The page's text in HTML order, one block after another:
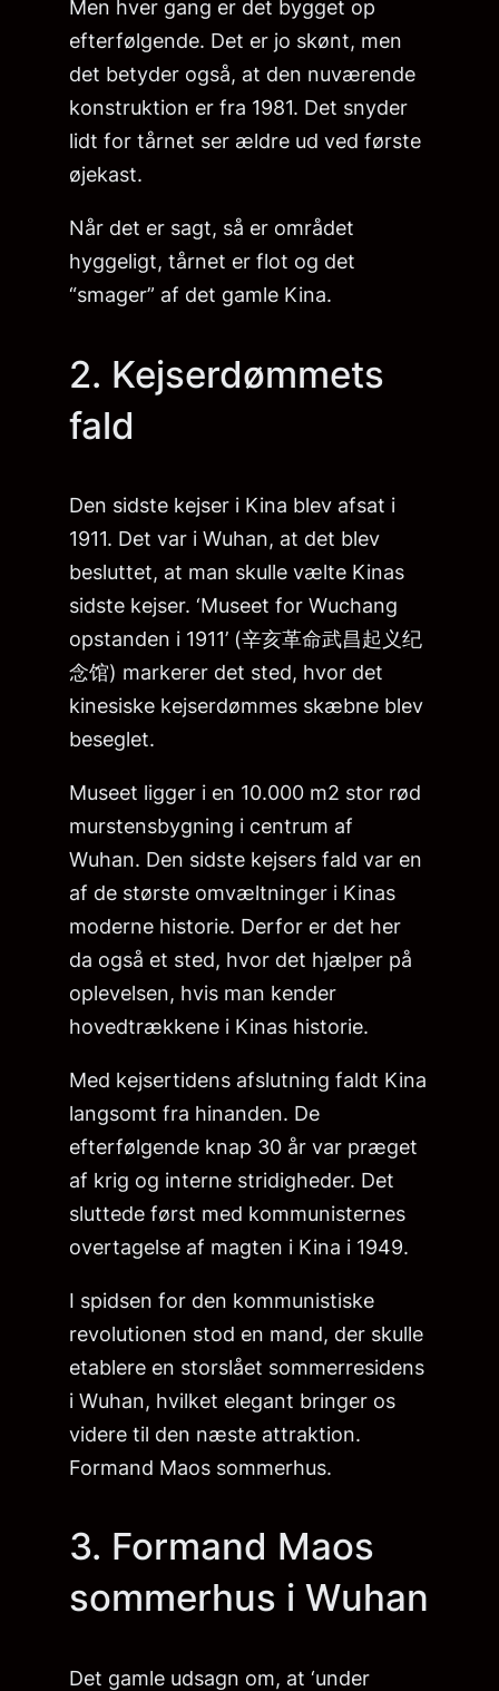
Men hver gang er det bygget op
efterfølgende. Det er jo skønt, men
det betyder også, at den nuværende
konstruktion er fra 1981. Det snyder
lidt for tårnet ser ældre ud ved første
øjekast.
Når det er sagt, så er området
hyggeligt, tårnet er flot og det
“smager” af det gamle Kina.
2. Kejserdømmets
fald
Den sidste kejser i Kina blev afsat i
1911. Det var i Wuhan, at det blev
besluttet, at man skulle vælte Kinas
sidste kejser. ‘Museet for Wuchang
opstanden i 1911’ (辛亥革命武昌起义纪
念馆) markerer det sted, hvor det
kinesiske kejserdømmes skæbne blev
beseglet.
Museet ligger i en 10.000 m2 stor rød
murstensbygning i centrum af
Wuhan. Den sidste kejsers fald var en
af de største omvæltninger i Kinas
moderne historie. Derfor er det her
da også et sted, hvor det hjælper på
oplevelsen, hvis man kender
hovedtrækkene i Kinas historie.
Med kejsertidens afslutning faldt Kina
langsomt fra hinanden. De
efterfølgende knap 30 år var præget
af krig og interne stridigheder. Det
sluttede først med kommunisternes
overtagelse af magten i Kina i 1949.
I spidsen for den kommunistiske
revolutionen stod en mand, der skulle
etablere en storslået sommerresidens
i Wuhan, hvilket elegant bringer os
videre til den næste attraktion.
Formand Maos sommerhus.
3. Formand Maos
sommerhus i Wuhan
Det gamle udsagn om, at ‘under